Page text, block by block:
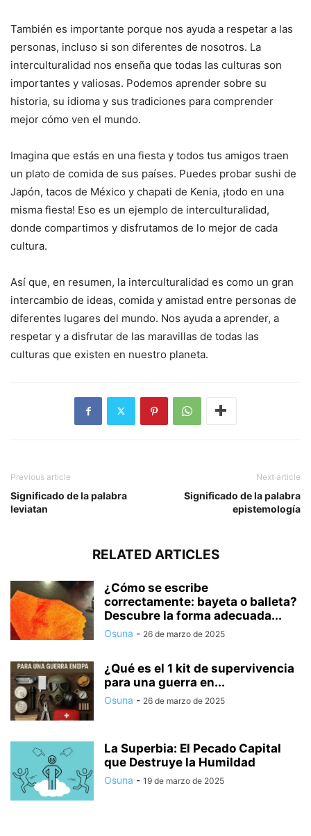
También es importante porque nos ayuda a respetar a las
personas, incluso si son diferentes de nosotros. La
interculturalidad nos enseña que todas las culturas son
importantes y valiosas. Podemos aprender sobre su
historia, su idioma y sus tradiciones para comprender
mejor cómo ven el mundo.
Imagina que estás en una fiesta y todos tus amigos traen
un plato de comida de sus países. Puedes probar sushi de
Japón, tacos de México y chapati de Kenia, ¡todo en una
misma fiesta! Eso es un ejemplo de interculturalidad,
donde compartimos y disfrutamos de lo mejor de cada
cultura.
Así que, en resumen, la interculturalidad es como un gran
intercambio de ideas, comida y amistad entre personas de
diferentes lugares del mundo. Nos ayuda a aprender, a
respetar y a disfrutar de las maravillas de todas las
culturas que existen en nuestro planeta.
Previous article
Significado de la palabra
leviatan
Next article
Significado de la palabra
epistemología
RELATED ARTICLES
¿Cómo se escribe
correctamente: bayeta o balleta?
Descubre la forma adecuada...
Osuna - 26 de marzo de 2025
¿Qué es el 1 kit de supervivencia
para una guerra en...
Osuna - 26 de marzo de 2025
La Superbia: El Pecado Capital
que Destruye la Humildad
Osuna - 19 de marzo de 2025